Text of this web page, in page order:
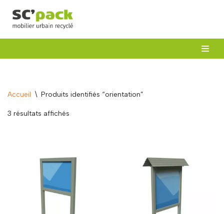
Aller
au
Accueil \ Produits identifiés “orientation”
3 résultats affichés